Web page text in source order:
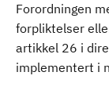
Forordningen
forpliktelser
artikkel 26 i
implementert i